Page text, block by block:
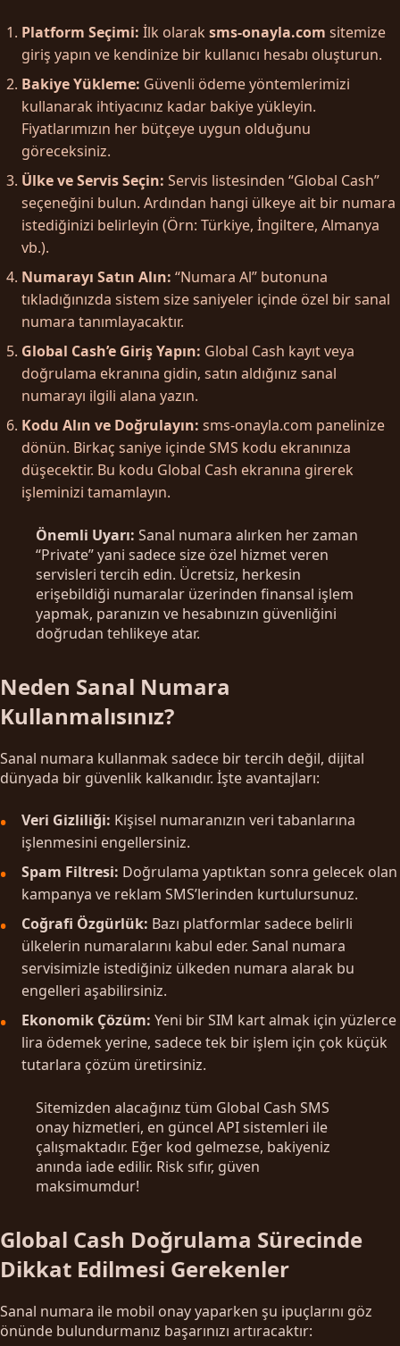
Platform Seçimi: İlk olarak sms-onayla.com sitemize
giriş yapın ve kendinize bir kullanıcı hesabı oluşturun.
Bakiye Yükleme: Güvenli ödeme yöntemlerimizi
kullanarak ihtiyacınız kadar bakiye yükleyin.
Fiyatlarımızın her bütçeye uygun olduğunu
göreceksiniz.
Ülke ve Servis Seçin: Servis listesinden “Global Cash”
seçeneğini bulun. Ardından hangi ülkeye ait bir numara
istediğinizi belirleyin (Örn: Türkiye, İngiltere, Almanya
vb.).
Numarayı Satın Alın: “Numara Al” butonuna
tıkladığınızda sistem size saniyeler içinde özel bir sanal
numara tanımlayacaktır.
Global Cash’e Giriş Yapın: Global Cash kayıt veya
doğrulama ekranına gidin, satın aldığınız sanal
numarayı ilgili alana yazın.
Kodu Alın ve Doğrulayın: sms-onayla.com panelinize
dönün. Birkaç saniye içinde SMS kodu ekranınıza
düşecektir. Bu kodu Global Cash ekranına girerek
işleminizi tamamlayın.
Önemli Uyarı: Sanal numara alırken her zaman
“Private” yani sadece size özel hizmet veren
servisleri tercih edin. Ücretsiz, herkesin
erişebildiği numaralar üzerinden finansal işlem
yapmak, paranızın ve hesabınızın güvenliğini
doğrudan tehlikeye atar.
Neden Sanal Numara
Kullanmalısınız?
Sanal numara kullanmak sadece bir tercih değil, dijital
dünyada bir güvenlik kalkanıdır. İşte avantajları:
Veri Gizliliği: Kişisel numaranızın veri tabanlarına
işlenmesini engellersiniz.
Spam Filtresi: Doğrulama yaptıktan sonra gelecek olan
kampanya ve reklam SMS’lerinden kurtulursunuz.
Coğrafi Özgürlük: Bazı platformlar sadece belirli
ülkelerin numaralarını kabul eder. Sanal numara
servisimizle istediğiniz ülkeden numara alarak bu
engelleri aşabilirsiniz.
Ekonomik Çözüm: Yeni bir SIM kart almak için yüzlerce
lira ödemek yerine, sadece tek bir işlem için çok küçük
tutarlara çözüm üretirsiniz.
Sitemizden alacağınız tüm Global Cash SMS
onay hizmetleri, en güncel API sistemleri ile
çalışmaktadır. Eğer kod gelmezse, bakiyeniz
anında iade edilir. Risk sıfır, güven
maksimumdur!
Global Cash Doğrulama Sürecinde
Dikkat Edilmesi Gerekenler
Sanal numara ile mobil onay yaparken şu ipuçlarını göz
önünde bulundurmanız başarınızı artıracaktır: